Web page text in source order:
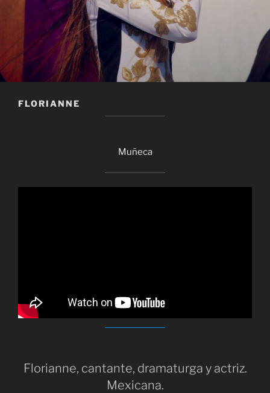
FLORIANNE
Muñeca
Florianne, cantante, dramaturga y actriz.
Mexicana.